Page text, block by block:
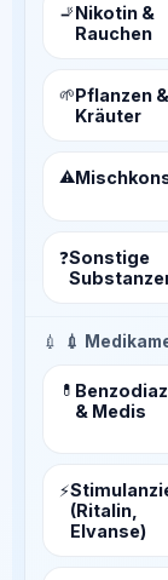
🚬Nikotin &
Rauchen
🌱Pflanzen &
Kräuter
⚠️
❓Sonstige
💉 💉
💊
& Medis
⚡
(Ritalin,
Elvanse)